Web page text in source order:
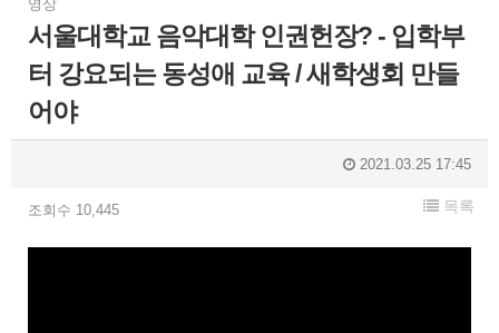
영상
서울대학교 음악대학 인권헌장? - 입학부
터 강요되는 동성애 교육 / 새학생회 만들
어야
2021.03.25 17:45
조회수 10,445 목록